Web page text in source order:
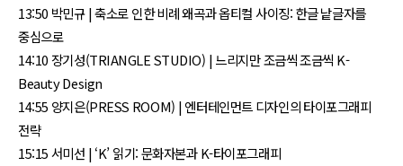
13:50 박민규 | 축소로 인한 비례 왜곡과 옵티컬 사이징: 한글 낱글자를
중심으로
14:10 장기성(TRIANGLE STUDIO) | 느리지만 조금씩 조금씩 K-
Beauty Design
14:55 양지은(PRESS ROOM) | 엔터테인먼트 디자인의 타이포그래피
전략
15:15 서미선 | ‘K’ 읽기: 문화자본과 K-타이포그래피